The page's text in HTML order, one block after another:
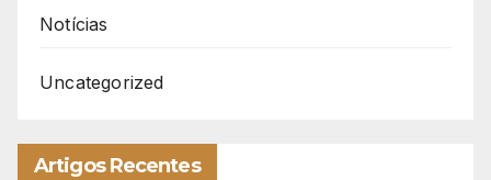
Notícias
Uncategorized
Artigos Recentes